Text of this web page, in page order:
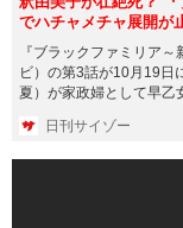
でハチャメチャ展開が
『ブラックファミリア
ビ）の第3話が10月19日
夏）が家政婦として早乙
日刊サイゾー